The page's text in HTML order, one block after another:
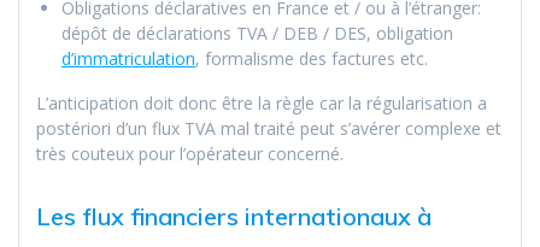
Obligations déclaratives en France et / ou à l’étranger:
dépôt de déclarations TVA / DEB / DES, obligation
d’immatriculation, formalisme des factures etc.
L’anticipation doit donc être la règle car la régularisation a
postériori d’un flux TVA mal traité peut s’avérer complexe et
très couteux pour l’opérateur concerné.
Les flux financiers internationaux à